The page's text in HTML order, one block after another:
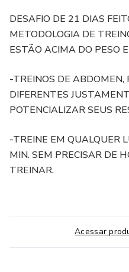
DESAFIO DE 21 DIAS
METODOLOGIA DE
ESTÃO ACIMA DO PESO
-TREINOS DE ABDOMEN,
DIFERENTES
POTENCIALIZAR SEUS
-TREINE EM QUALQUER
MIN. SEM PRECISAR DE
TREINAR.
Acessar